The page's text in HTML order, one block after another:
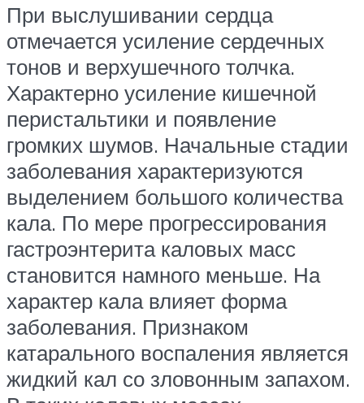
При выслушивании сердца
отмечается усиление сердечных
тонов и верхушечного толчка.
Характерно усиление кишечной
перистальтики и появление
громких шумов. Начальные стадии
заболевания характеризуются
выделением большого количества
кала. По мере прогрессирования
гастроэнтерита каловых масс
становится намного меньше. На
характер кала влияет форма
заболевания. Признаком
катарального воспаления является
жидкий кал со зловонным запахом.